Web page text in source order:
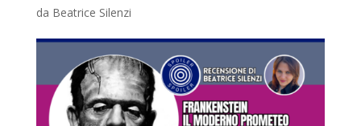
da Beatrice Silenzi